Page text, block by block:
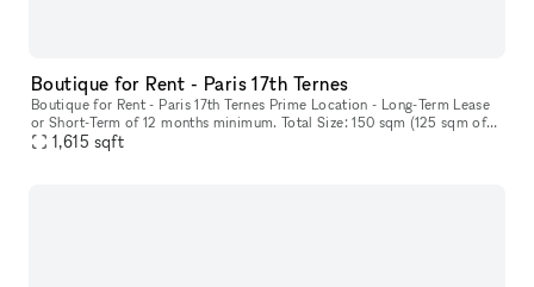
Boutique for Rent - Paris 17th Ternes
Boutique for Rent - Paris 17th Ternes Prime Location - Long-Term Lease
or Short-Term of 12 months minimum. Total Size: 150 sqm (125 sqm of
Sales Area + 25 sqm of Storage) Ground Floor: 80 sqm (Sale
1,615 sqft